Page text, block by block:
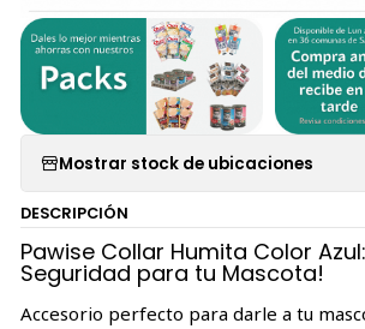
Mostrar stock de ubicaciones
DESCRIPCIÓN
Pawise Collar Humita Color
Seguridad para tu Mascota!
Accesorio perfecto para darle a tu